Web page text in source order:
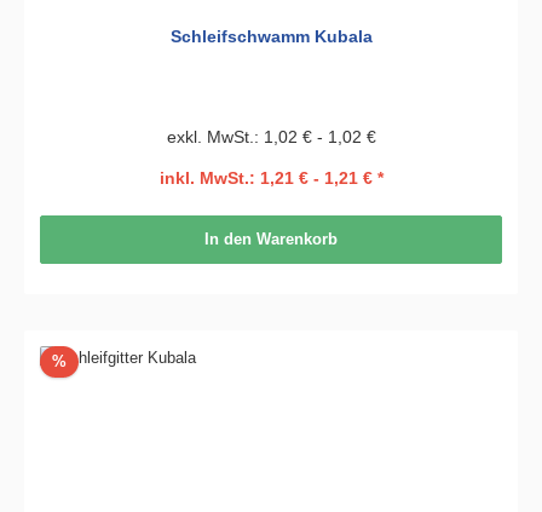
Schleifschwamm Kubala
exkl. MwSt.: 1,02 € - 1,02 €
inkl. MwSt.: 1,21 € - 1,21 € *
In den Warenkorb
%Rabatt